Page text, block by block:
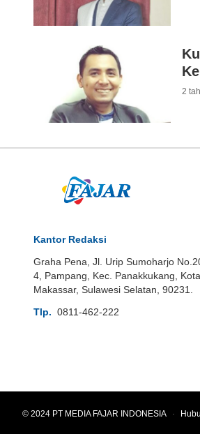
2
Kantor Redaksi
Graha Pena, Jl. Urip Sumoharjo
4, Pampang, Kec. Panakkukang, Kota
Makassar, Sulawesi Selatan, 90231.
Tlp. 0811-462-222
© 2024 PT MEDIA FAJAR INDONESIA ·